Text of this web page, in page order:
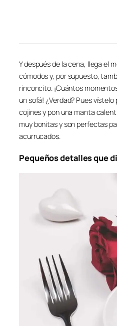
Y después de la cena, llega el
cómodos y, por supuesto,
rinconcito. ¡Cuántos
un sofá! ¿Verdad? Pues
cojines y pon una manta
muy bonitas y son perfectas
acurrucados.
Pequeños detalles que